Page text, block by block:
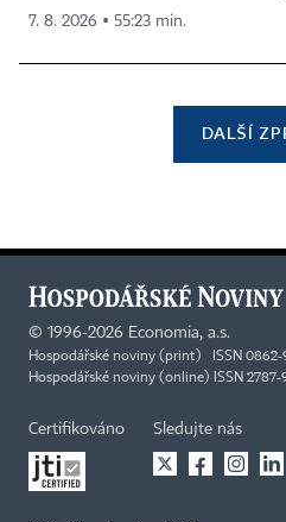
7. 8. 2026 ▪ 55:23 min.
DALŠÍ
© 1996-2026 Economia, a.s.
Hospodářské noviny (print) ISSN 0862-
Hospodářské noviny (online) ISSN 2787-
Certifikováno Sledujte nás